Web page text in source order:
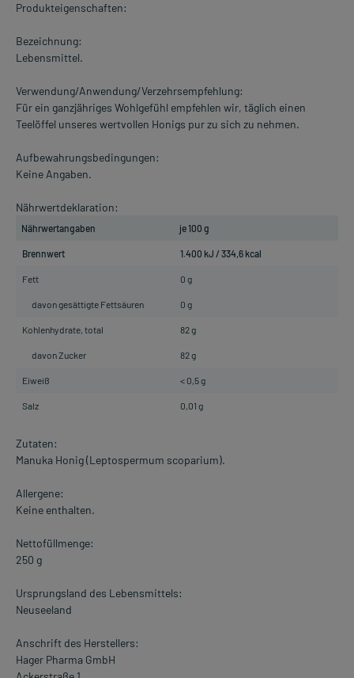
Produkteigenschaften:
Bezeichnung:
Lebensmittel.
Verwendung/Anwendung/Verzehrsempfehlung:
Für ein ganzjähriges Wohlgefühl empfehlen wir, täglich einen
Teelöffel unseres wertvollen Honigs pur zu sich zu nehmen.
Aufbewahrungsbedingungen:
Keine Angaben.
Nährwertdeklaration:
Nährwertangaben je 100 g
Brennwert 1.400 kJ / 334,6 kcal
Fett 0 g
davon gesättigte Fettsäuren 0 g
Kohlenhydrate, total 82 g
davon Zucker 82 g
Eiweiß < 0,5 g
Salz 0,01 g
Zutaten:
Manuka Honig (Leptospermum scoparium).
Allergene:
Keine enthalten.
Nettofüllmenge:
250 g
Ursprungsland des Lebensmittels:
Neuseeland
Anschrift des Herstellers:
Hager Pharma GmbH